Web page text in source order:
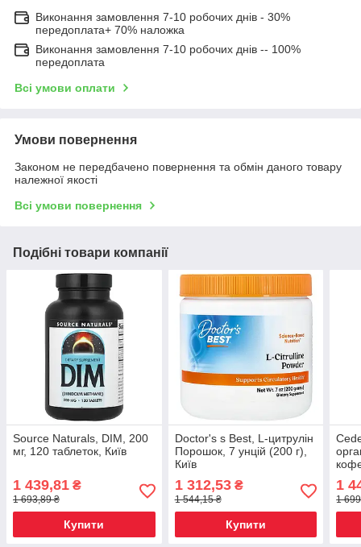
Виконання замовлення 7-10 робочих днів - 30%
передоплата+ 70% наложка
Виконання замовлення 7-10 робочих днів -- 100%
передоплата
Всі умови оплати
Умови повернення
Законом не передбачено повернення та обмін даного товару
належної якості
Всі умови повернення
Подібні товари компанії
Source Naturals, DIM, 200
мг, 120 таблеток, Київ
1 439,81 ₴
1 693,89 ₴
Купити
Doctor's s Best, L-цитрулін
Порошок, 7 унцій (200 г),
Київ
1 312,53₴
1 544,15 ₴
Купити
1
1